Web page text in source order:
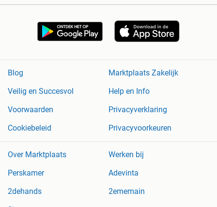
Blog
Marktplaats Zakelijk
Veilig en Succesvol
Help en Info
Voorwaarden
Privacyverklaring
Cookiebeleid
Privacyvoorkeuren
Over Marktplaats
Werken bij
Perskamer
Adevinta
2dehands
2ememain